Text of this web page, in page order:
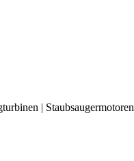
| Staubsaugermotoren